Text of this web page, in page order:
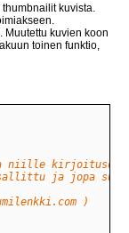
kuvista.
Muutettu kuvien koon
toinen funktio,